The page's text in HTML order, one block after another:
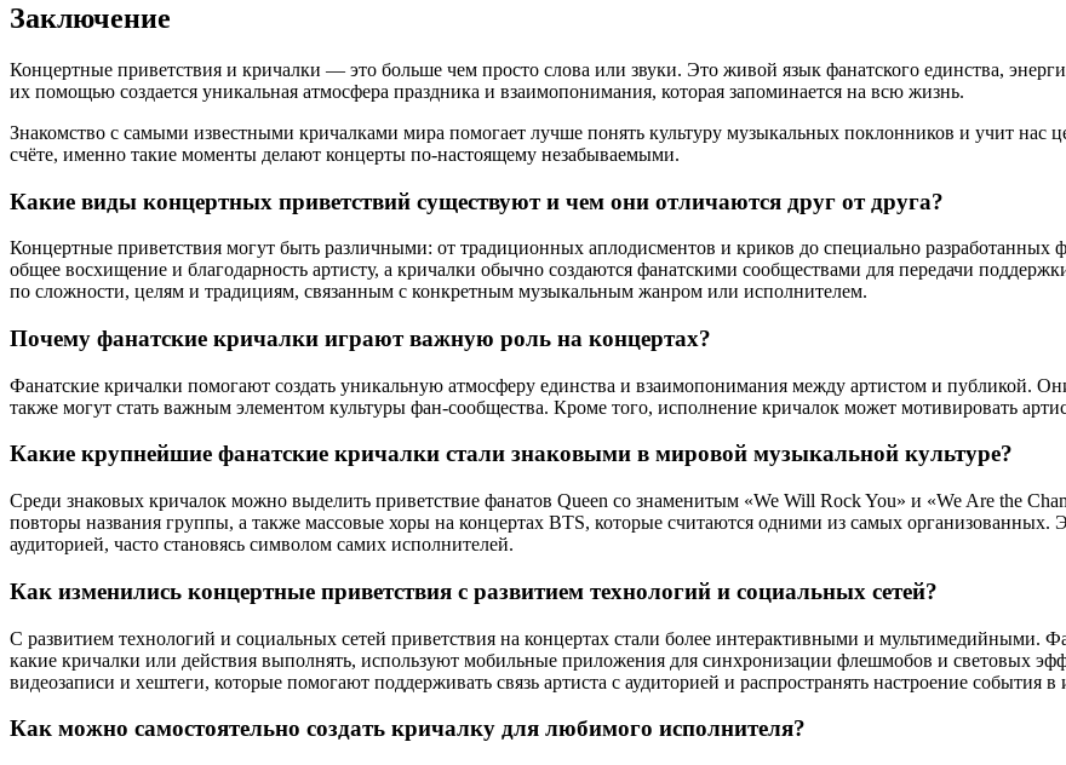
Заключение
Концертные приветствия и кричалки — это больше чем просто слова или звуки. Это живой язык фанатского единства,
их помощью создается уникальная атмосфера праздника и взаимопонимания, которая запоминается на всю жизнь.
Знакомство с самыми известными кричалками мира помогает лучше понять культуру музыкальных поклонников и учит нас
счёте, именно такие моменты делают концерты по-настоящему незабываемыми.
Какие виды концертных приветствий существуют и чем они отличаются друг от друга?
Концертные приветствия могут быть различными: от традиционных аплодисментов и криков до специально
общее восхищение и благодарность артисту, а кричалки обычно создаются фанатскими сообществами для передачи
по сложности, целям и традициям, связанным с конкретным музыкальным жанром или исполнителем.
Почему фанатские кричалки играют важную роль на концертах?
Фанатские кричалки помогают создать уникальную атмосферу единства и взаимопонимания между артистом и публикой.
также могут стать важным элементом культуры фан-сообщества. Кроме того, исполнение кричалок может мотивировать
Какие крупнейшие фанатские кричалки стали знаковыми в мировой музыкальной культуре?
Среди знаковых кричалок можно выделить приветствие фанатов Queen со знаменитым «We Will Rock You» и «We Are the
повторы названия группы, а также массовые хоры на концертах BTS, которые считаются одними из самых
аудиторией, часто становясь символом самих исполнителей.
Как изменились концертные приветствия с развитием технологий и социальных сетей?
С развитием технологий и социальных сетей приветствия на концертах стали более интерактивными и мультимедийными.
какие кричалки или действия выполнять, используют мобильные приложения для синхронизации флешмобов и световых
видеозаписи и хештеги, которые помогают поддерживать связь артиста с аудиторией и распространять настроение события в
Как можно самостоятельно создать кричалку для любимого исполнителя?